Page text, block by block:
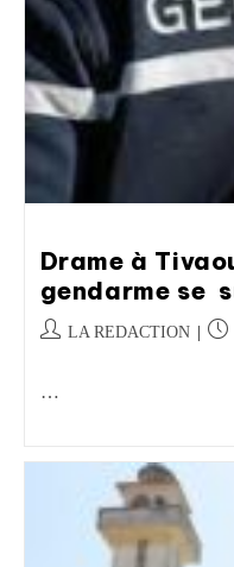
Drame à
gendarme se
LA REDACTION
…